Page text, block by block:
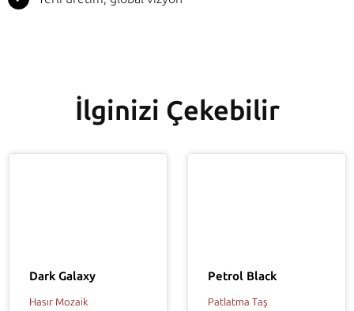
İlginizi Çekebilir
Dark Galaxy
Hasır Mozaik
Petrol Black
Patlatma Taş